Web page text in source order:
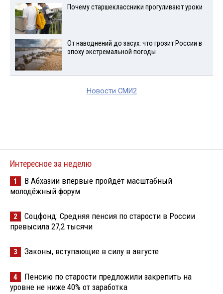
Почему старшеклассники прогуливают уроки
От наводнений до засух: что грозит России в
эпоху экстремальной погоды
Новости СМИ2
Интересное за неделю
1
В Абхазии впервые пройдёт масштабный
молодёжный форум
2
Соцфонд: Средняя пенсия по старости в России
превысила 27,2 тысячи
3 Законы, вступающие в силу в августе
4
Пенсию по старости предложили закрепить на
уровне не ниже 40% от заработка